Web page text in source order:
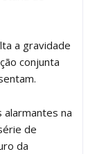
a gravidade
conjunta
na
de
da